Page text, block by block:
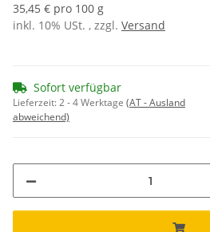
35,45 € pro 100 g
inkl. 10% USt. , zzgl. Versand
Sofort verfügbar
Lieferzeit:2 - 4 Werktage (AT - Ausland
abweichend)